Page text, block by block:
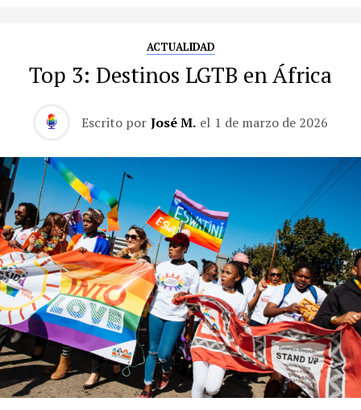
ACTUALIDAD
Top 3: Destinos LGTB en África
Escrito por José M. el 1 de marzo de 2026